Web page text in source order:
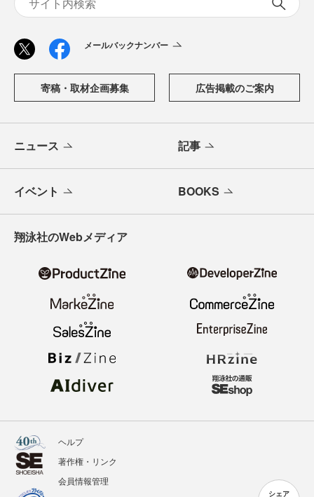
シェア
メールバックナンバー
寄稿・取材企画募集 広告掲載のご案内
ニュース 記事
イベント BOOKS
翔泳社のWebメディア
ヘルプ
著作権・リンク
会員情報管理